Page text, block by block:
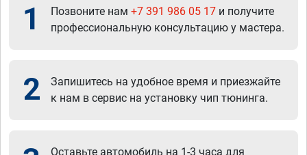
1 Позвоните нам +7 391 986 05 17 и получите
профессиональную консультацию у мастера.
2
Запишитесь на удобное время и приезжайте
к нам в сервис на установку чип тюнинга.
Оставьте автомобиль на 1-3 часа для